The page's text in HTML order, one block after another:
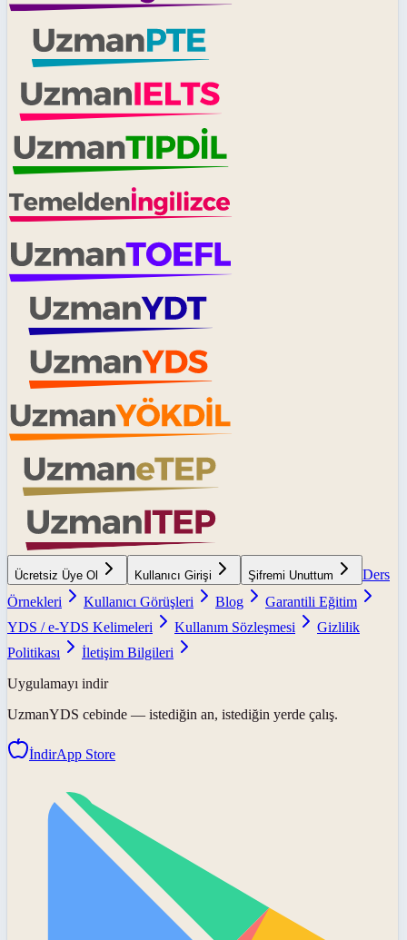
Ücretsiz Üye Ol Kullanıcı Girişi Şifremi Unuttum
Ders
Örnekleri
Kullanıcı Görüşleri Blog
Garantili Eğitim
YDS / e-YDS Kelimeleri
Kullanım Sözleşmesi
Gizlilik
Politikası
İletişim Bilgileri
Uygulamayı indir
UzmanYDS cebinde — istediğin an, istediğin yerde çalış.
İndirApp Store